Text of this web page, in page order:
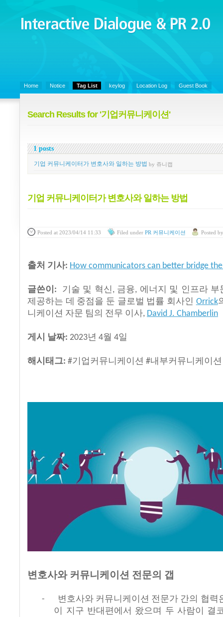
Interactive Dialogue &
PR 2.0
Home Notice Tag List keylog Location Log Guest Book
Search Results for '기업커뮤니케이션'
1 posts
기업 커뮤니케이터가 변호사와 일하는 방법 by 쥬니캡
기업 커뮤니케이터가 변호사와 일하는 방법
Posted at 2023/04/14 11:33 Filed under PR 커뮤니케이션 Posted
출처 기사: How communicators can better bridge
글쓴이 : 기술 및 혁신, 금융, 에너지 및 인프라 부
제공하는 데 중점을 둔 글로벌 법률 회사인 Orrick
니케이션 자문 팀의 전무 이사, David J. Chamberlin
게시 날짜: 2023년 4월 4일
해시태그: #기업커뮤니케이션 #내부커뮤니케이션
변호사와 커뮤니케이션 전문의 갭
- 변호사와 커뮤니케이션 전문가 간의 협력
이
지구 반대편에서 왔으며 두 사람이
결